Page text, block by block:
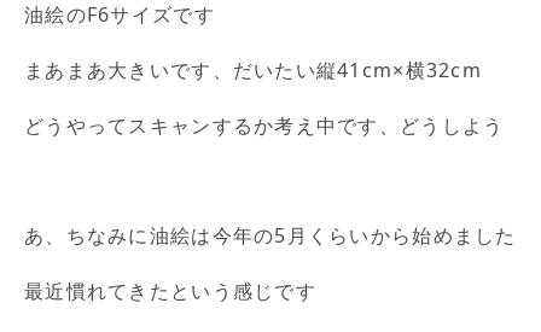
油絵のF6サイズです
まあまあ大きいです、だいたい縦41cm×横32cm
どうやってスキャンするか考え中です、どうしよう
あ、ちなみに油絵は今年の5月くらいから始めました
最近慣れてきたという感じです